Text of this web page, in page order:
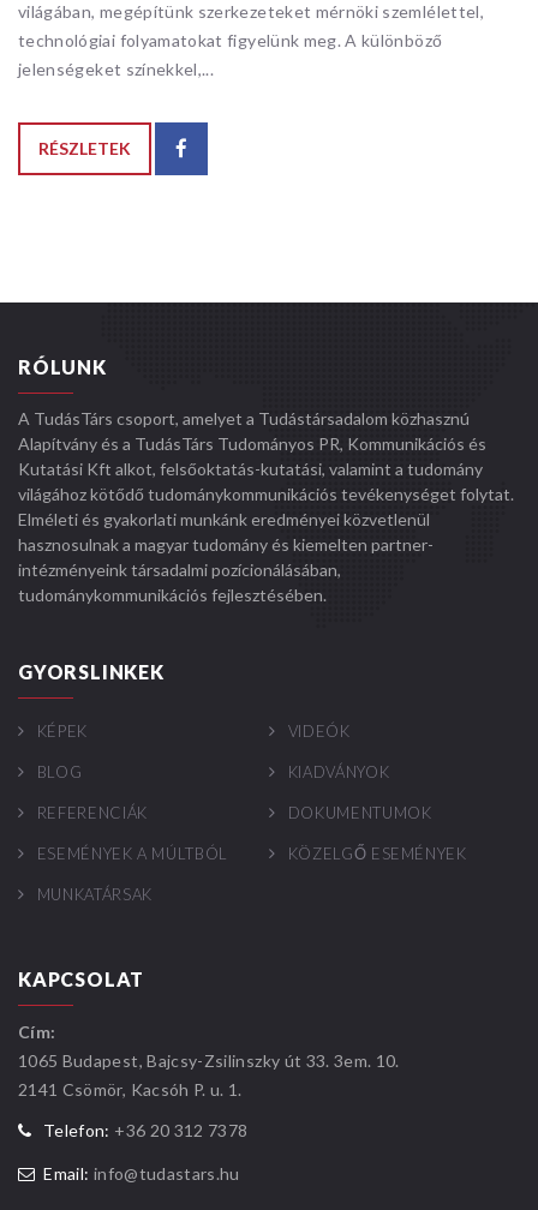
világában, megépítünk szerkezeteket mérnöki szemlélettel,
technológiai folyamatokat figyelünk meg. A különböző
jelenségeket színekkel,...
RÉSZLETEK
RÓLUNK
A TudásTárs csoport, amelyet a Tudástársadalom közhasznú
Alapítvány és a TudásTárs Tudományos PR, Kommunikációs és
Kutatási Kft alkot, felsőoktatás-kutatási, valamint a tudomány
világához kötődő tudománykommunikációs tevékenységet folytat.
Elméleti és gyakorlati munkánk eredményei közvetlenül
hasznosulnak a magyar tudomány és kiemelten partner-
intézményeink társadalmi pozícionálásában,
tudománykommunikációs fejlesztésében.
GYORSLINKEK
KÉPEK VIDEÓK
BLOG KIADVÁNYOK
REFERENCIÁK DOKUMENTUMOK
ESEMÉNYEK A MÚLTBÓL KÖZELGŐ ESEMÉNYEK
MUNKATÁRSAK
KAPCSOLAT
Cím:
1065 Budapest, Bajcsy-Zsilinszky út 33. 3em. 10.
2141 Csömör, Kacsóh P. u. 1.
Telefon: +36 20 312 7378
Email: info@tudastars.hu